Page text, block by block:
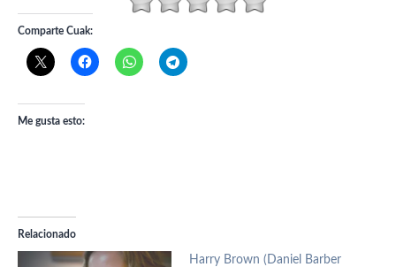
Comparte Cuak:
Me gusta esto:
Relacionado
Harry Brown (Daniel Barber